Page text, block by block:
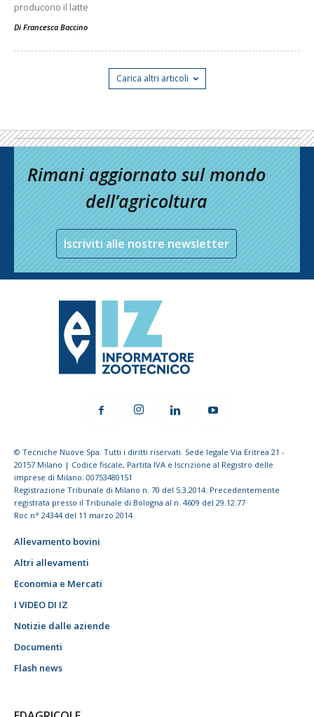
producono il latte
Di Francesca Baccino
Carica altri articoli
Rimani aggiornato sul mondo
dell’agricoltura
Iscriviti alle nostre newsletter
© Tecniche Nuove Spa. Tutti i diritti riservati. Sede legale Via Eritrea 21 -
20157 Milano | Codice fiscale, Partita IVA e Iscrizione al Registro delle
imprese di Milano: 00753480151
Registrazione Tribunale di Milano n. 70 del 5.3.2014. Precedentemente
registrata presso il Tribunale di Bologna al n. 4609 del 29.12.77
Roc n° 24344 del 11 marzo 2014
Allevamento bovini
Altri allevamenti
Economia e Mercati
I VIDEO DI IZ
Notizie dalle aziende
Documenti
Flash news